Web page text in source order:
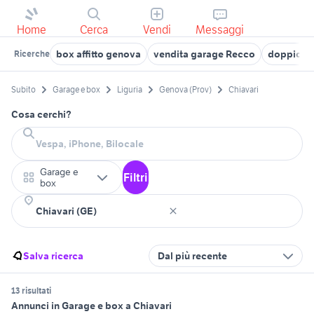
Home Cerca Vendi Messaggi
Ricerche box affitto genova vendita garage Recco doppio
Subito Garage e box Liguria Genova (Prov) Chiavari
Cosa cerchi?
Garage e
box
Filtri
Salva ricerca Dal più recente
13 risultati
Annunci in Garage e box a Chiavari